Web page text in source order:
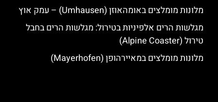
מלונות מומלצים באומהאוזן (Umhausen) – עמק אוץ
מגלשות הרים אלפיניות בטירול: מגלשות הרים בחבל
טירול (Alpine Coaster)
מלונות מומלצים במאיירהופן (Mayerhofen)